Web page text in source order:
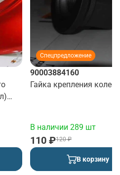
Спецпредложение
90003884160
Гайка крепления
В наличии 289 шт
120 ₽
110 ₽
В корзину